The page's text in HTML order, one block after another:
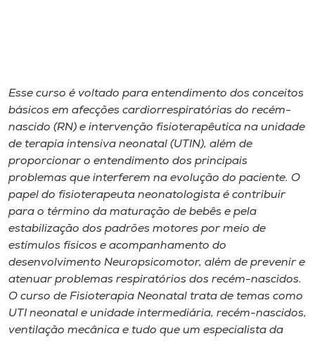
Museu
Unoesc
Store
Selecione
A+
A-
Esse curso é voltado para entendimento dos conceitos
básicos em afecções cardiorrespiratórias do recém-
nascido (RN) e intervenção fisioterapêutica na unidade
de terapia intensiva neonatal (UTIN), além de
proporcionar o entendimento dos principais
problemas que interferem na evolução do paciente. O
papel do fisioterapeuta neonatologista é contribuir
para o término da maturação de bebês e pela
estabilização dos padrões motores por meio de
estímulos físicos e acompanhamento do
desenvolvimento Neuropsicomotor, além de prevenir e
atenuar problemas respiratórios dos recém-nascidos.
O curso de Fisioterapia Neonatal trata de temas como
UTI neonatal e unidade intermediária, recém-nascidos,
ventilação mecânica e tudo que um especialista da